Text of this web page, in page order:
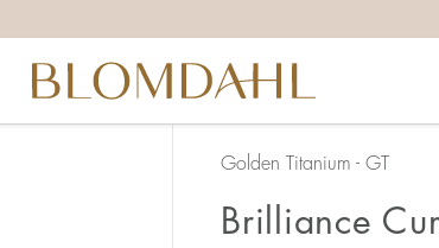
Golden Titanium - GT
Brilliance
zu ermitteln, solltest du ein paar Dinge
– 1 mm entspricht einer ganzen Größe.
du den Ring über den Knöchel ziehen musst.
Ring muss meist eine größere Größe gewählt
zwei Größen stehst, empfehlen wir, dass